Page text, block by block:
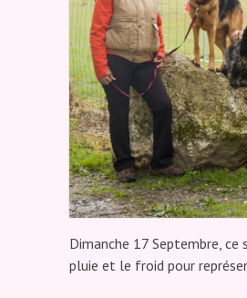
Indre 36
Dimanche 17 Septembre,
pluie et le froid pour